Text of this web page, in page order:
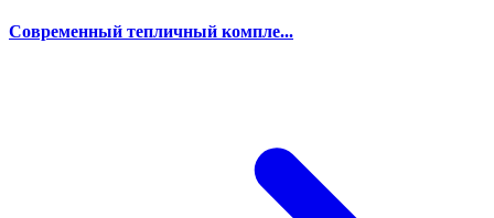
Современный тепличный компле...